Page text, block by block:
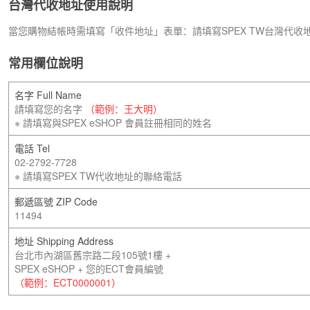
台灣代收地址使用說明
當您購物結帳時需填寫「收件地址」表單：請填寫SPEX TW台灣代收
常用欄位說明
名字 Full Name
請填寫您的名字
（範例：王大明）
※ 請填寫與SPEX eSHOP 會員註冊相同的姓名
電話 Tel
02-2792-7728
※ 請填寫SPEX TW代收地址的聯絡電話
郵遞區號 ZIP Code
11494
地址 Shipping Address
台北市內湖區舊宗路二段105號1樓 +
SPEX eSHOP + 您的ECT會員編號
（範例：ECT0000001）